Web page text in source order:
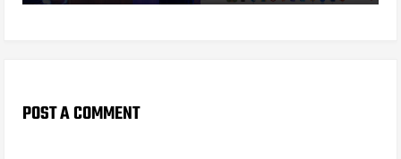
POST A COMMENT